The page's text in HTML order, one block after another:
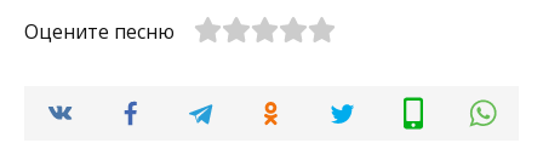
Оцените песню